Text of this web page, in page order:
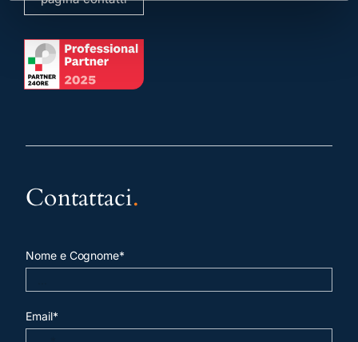
Contattaci.
Nome e Cognome*
Email*